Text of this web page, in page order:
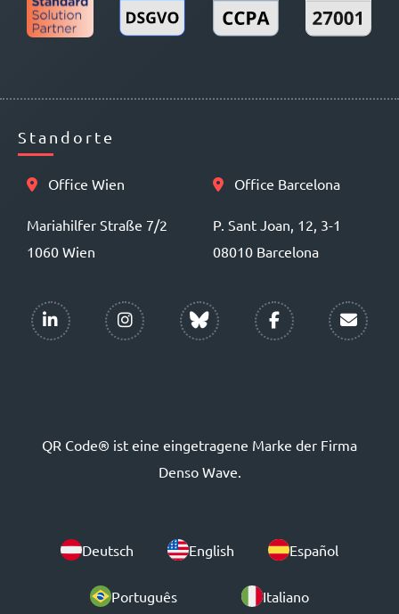
Standorte
Office Wien
Mariahilfer Straße 7/2
1060 Wien
Office Barcelona
P. Sant Joan, 12, 3-1
08010 Barcelona
QR Code® ist eine eingetragene Marke der Firma
Denso Wave.
Deutsch English Español
Português Italiano